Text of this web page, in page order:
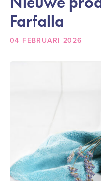
Farfalla
04 FEBRUARI 2026